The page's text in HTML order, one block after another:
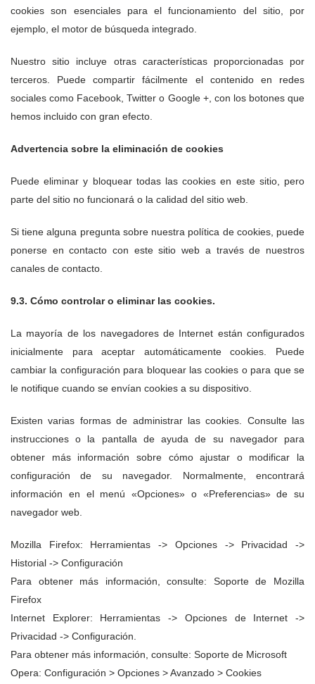
cookies son esenciales para el funcionamiento del sitio, por
ejemplo, el motor de búsqueda integrado.
Nuestro sitio incluye otras características proporcionadas por
terceros. Puede compartir fácilmente el contenido en redes
sociales como Facebook, Twitter o Google +, con los botones que
hemos incluido con gran efecto.
Advertencia sobre la eliminación de cookies
Puede eliminar y bloquear todas las cookies en este sitio, pero
parte del sitio no funcionará o la calidad del sitio web.
Si tiene alguna pregunta sobre nuestra política de cookies, puede
ponerse en contacto con este sitio web a través de nuestros
canales de contacto.
9.3. Cómo controlar o eliminar las cookies.
La mayoría de los navegadores de Internet están configurados
inicialmente para aceptar automáticamente cookies. Puede
cambiar la configuración para bloquear las cookies o para que se
le notifique cuando se envían cookies a su dispositivo.
Existen varias formas de administrar las cookies. Consulte las
instrucciones o la pantalla de ayuda de su navegador para
obtener más información sobre cómo ajustar o modificar la
configuración de su navegador. Normalmente, encontrará
información en el menú «Opciones» o «Preferencias» de su
navegador web.
Mozilla Firefox: Herramientas -> Opciones -> Privacidad ->
Historial -> Configuración
Para obtener más información, consulte: Soporte de Mozilla
Firefox
Internet Explorer: Herramientas -> Opciones de Internet ->
Privacidad -> Configuración.
Para obtener más información, consulte: Soporte de Microsoft
Opera: Configuración > Opciones > Avanzado > Cookies